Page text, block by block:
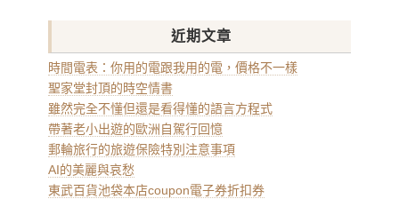
近期文章
時間電表：你用的電跟我用的電，價格不一樣
聖家堂封頂的時空情書
雖然完全不懂但還是看得懂的語言方程式
帶著老小出遊的歐洲自駕行回憶
郵輪旅行的旅遊保險特別注意事項
AI的美麗與哀愁
東武百貨池袋本店coupon電子券折扣券